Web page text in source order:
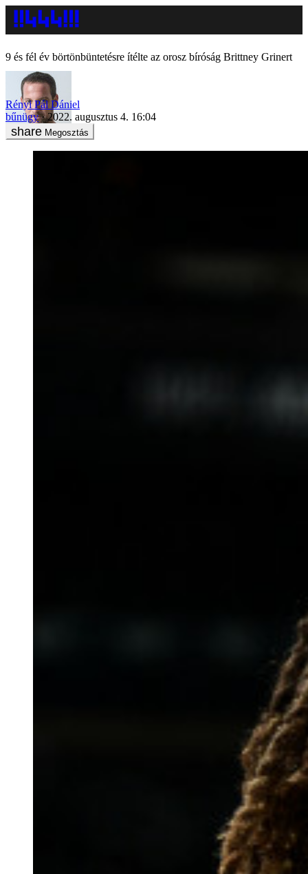
9 és fél év börtönbüntetésre ítélte az orosz bíróság Brittney Grinert
Rényi Pál Dániel
bűnügy
2022. augusztus 4. 16:04
Megosztás